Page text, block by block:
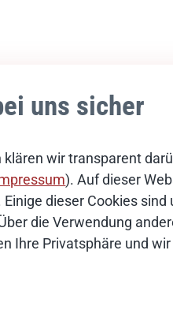
uns sicher
wir transparent
). Auf dieser
dieser Cookies
die Verwendung
Ihre Privatsphäre und